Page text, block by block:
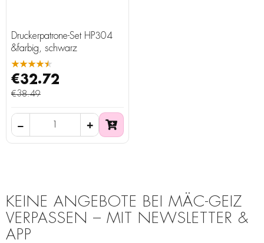
Druckerpatrone-Set HP304
&farbig, schwarz
★★★★★
€32.72
€38.49
KEINE ANGEBOTE BEI MÄC-GEIZ
VERPASSEN – MIT NEWSLETTER &
APP